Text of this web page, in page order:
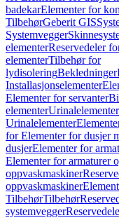
badekarElementer for
TilbehørGeberit GIS
Systemvegger
elementerReservedeler
elementerTilbehør for
lydisoleringBekledninger
Installasjonselementer
Elementer for servanter
elementerUrinalelementer
Urinalelementer
for Elementer for dusjer
dusjerElementer for
Elementer for armaturer
oppvaskmaskiner
oppvaskmaskiner
TilbehørTilbehør
systemvegger